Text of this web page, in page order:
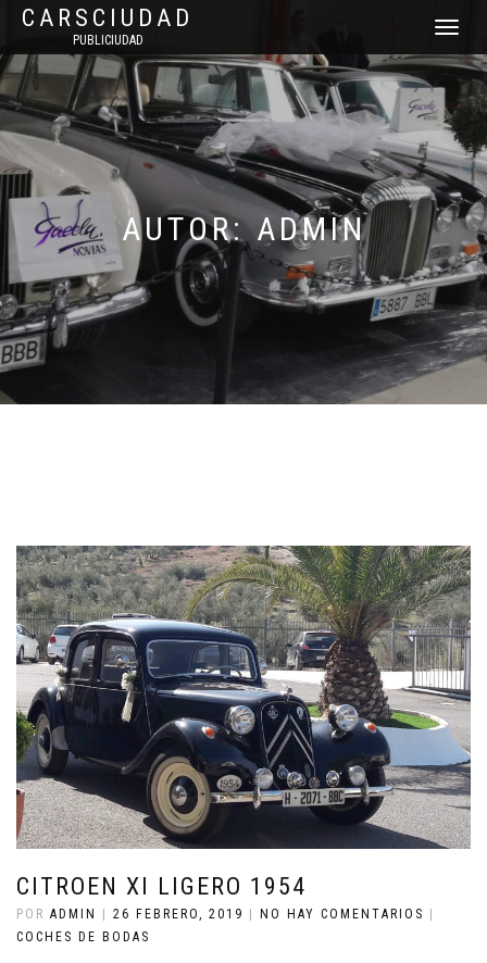
CARSCIUDAD
PUBLICIUDAD
CAMBIAR
AUTOR:ADMIN
CITROEN XI LIGERO 1954
POR ADMIN | 26 FEBRERO, 2019 | NO HAY COMENTARIOS |
COCHES DE BODAS